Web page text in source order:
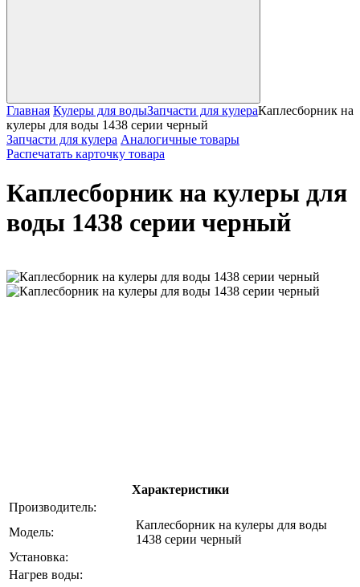
Главная Кулеры для водыЗапчасти для кулераКаплесборник на
кулеры для воды 1438 серии черный
Запчасти для кулера Аналогичные товары
Распечатать карточку товара
Каплесборник на кулеры для
воды 1438 серии черный
Характеристики
Производитель:
Модель:
Каплесборник на кулеры для воды
1438 серии черный
Установка:
Нагрев воды: